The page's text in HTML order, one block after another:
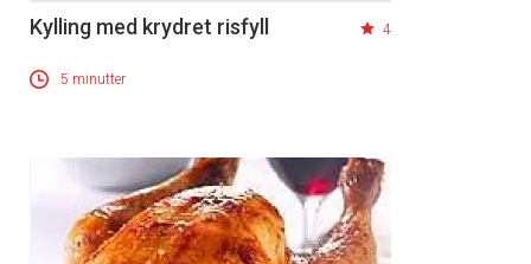
Kylling med krydret risfyll 4
5 minutter